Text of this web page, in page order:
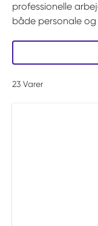
professionelle
både personale
23 Varer